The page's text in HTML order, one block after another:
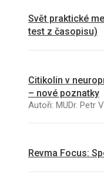
Svět praktické
test z časopisu)
Citikolin v
– nové poznatky
Autoři: MUDr. Petr
Revma Focus: